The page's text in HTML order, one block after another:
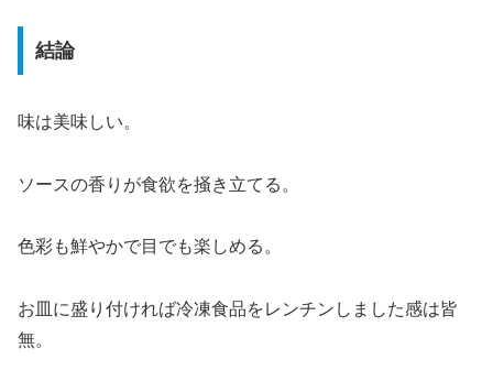
結論
味は美味しい。
ソースの香りが食欲を掻き立てる。
色彩も鮮やかで目でも楽しめる。
お皿に盛り付ければ冷凍食品をレンチンしました感は皆
無。